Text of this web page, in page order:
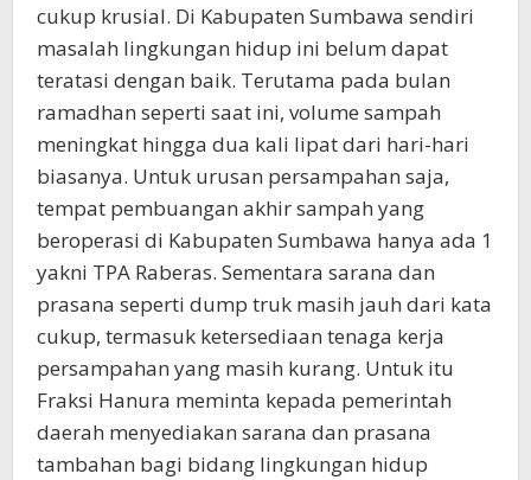
cukup krusial. Di Kabupaten Sumbawa sendiri
masalah lingkungan hidup ini belum dapat
teratasi dengan baik. Terutama pada bulan
ramadhan seperti saat ini, volume sampah
meningkat hingga dua kali lipat dari hari-hari
biasanya. Untuk urusan persampahan saja,
tempat pembuangan akhir sampah yang
beroperasi di Kabupaten Sumbawa hanya ada 1
yakni TPA Raberas. Sementara sarana dan
prasana seperti dump truk masih jauh dari kata
cukup, termasuk ketersediaan tenaga kerja
persampahan yang masih kurang. Untuk itu
Fraksi Hanura meminta kepada pemerintah
daerah menyediakan sarana dan prasana
tambahan bagi bidang lingkungan hidup